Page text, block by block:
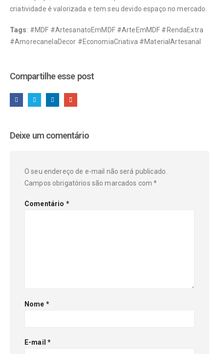
criatividade é valorizada e tem seu devido espaço no mercado.
Tags: #MDF #ArtesanatoEmMDF #ArteEmMDF #RendaExtra
#AmorecanelaDecor #EconomiaCriativa #MaterialArtesanal
Compartilhe esse post
Deixe um comentário
O seu endereço de e-mail não será publicado.
Campos obrigatórios são marcados com*
Comentário *
Nome *
E-mail *